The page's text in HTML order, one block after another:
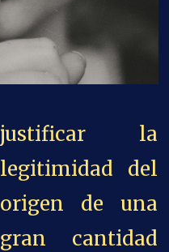
justificar la
legitimidad del
origen de una
gran cantidad